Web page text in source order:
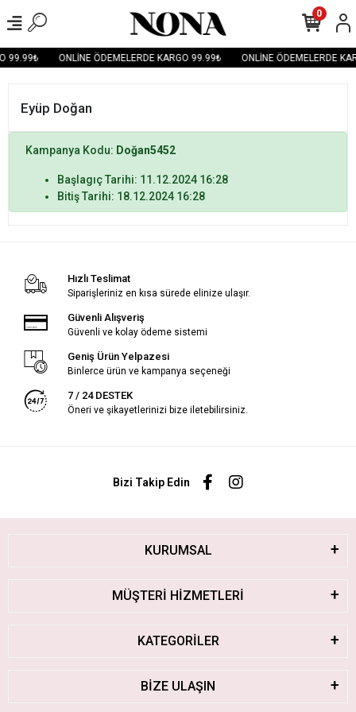
99.99₺ ONLİNE ÖDEMELERDE KARGO 99.99₺ ONLİNE ÖDEMELERDE
0
Eyüp Doğan
Kampanya Kodu: Doğan5452
Başlagıç Tarihi: 11.12.2024 16:28
Bitiş Tarihi: 18.12.2024 16:28
Hızlı Teslimat
Siparişleriniz en kısa sürede elinize ulaşır.
Güvenli Alışveriş
Güvenli ve kolay ödeme sistemi
Geniş Ürün Yelpazesi
Binlerce ürün ve kampanya seçeneği
7 / 24 DESTEK
Öneri ve şikayetlerinizi bize iletebilirsiniz.
Bizi Takip Edin
KURUMSAL
MÜŞTERİ HİZMETLERİ
KATEGORİLER
BİZE ULAŞIN